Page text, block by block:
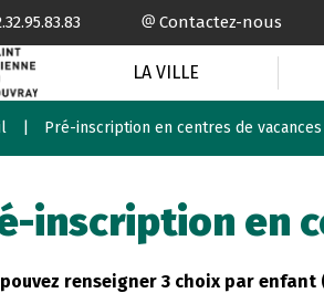
Contactez-nous
LA VILLE
Pré-inscription en centres de vacances
inscription en
renseigner 3 choix par